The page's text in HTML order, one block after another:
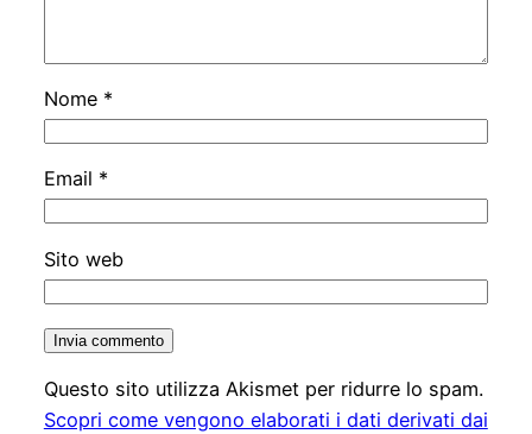
Nome *
Email *
Sito web
Questo sito utilizza Akismet per ridurre lo spam.
Scopri come vengono elaborati i dati derivati dai